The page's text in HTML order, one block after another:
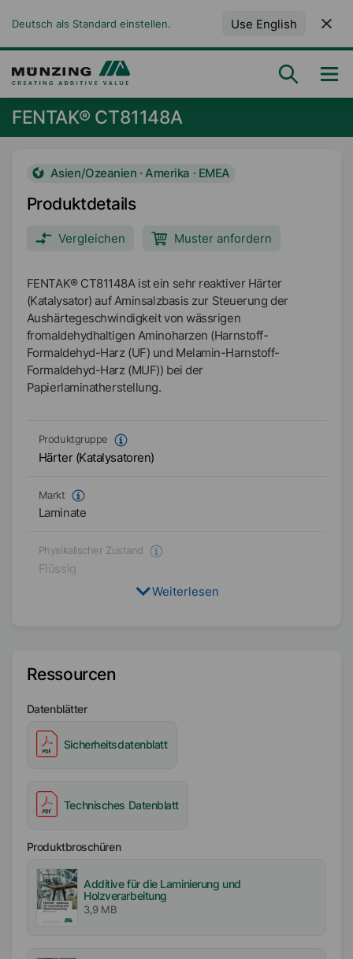
Deutsch als Standard einstellen. Use English
FENTAK® CT81148A
Asien/Ozeanien · Amerika · EMEA
Produktdetails
Vergleichen Muster anfordern
FENTAK® CT81148A ist ein sehr reaktiver Härter
(Katalysator) auf Aminsalzbasis zur Steuerung der
Aushärtegeschwindigkeit von wässrigen
fromaldehydhaltigen Aminoharzen (Harnstoff-
Formaldehyd-Harz (UF) und Melamin-Harnstoff-
Formaldehyd-Harz (MUF)) bei der
Papierlaminatherstellung.
Produktgruppe
Härter (Katalysatoren)
Markt
Laminate
Physikalischer Zustand
Flüssig
Asien/Ozeanien
EMEA
Weiterlesen
Ressourcen
Datenblätter
Sicherheitsdatenblatt
Technisches Datenblatt
Produktbroschüren
Additive für die Laminierung und
Holzverarbeitung
3,9 MB